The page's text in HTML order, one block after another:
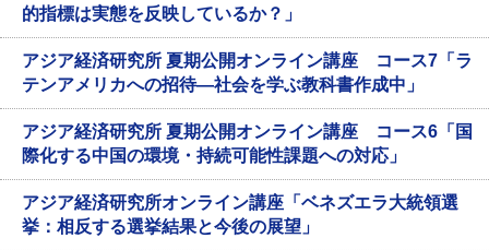
的指標は実態を反映しているか？」
アジア経済研究所 夏期公開オンライン講座 コース7「ラ
テンアメリカへの招待―社会を学ぶ教科書作成中」
アジア経済研究所 夏期公開オンライン講座 コース6「国
際化する中国の環境・持続可能性課題への対応」
アジア経済研究所オンライン講座「ベネズエラ大統領選
挙：相反する選挙結果と今後の展望」